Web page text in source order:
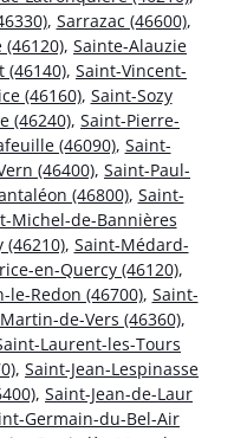
, Sarrazac (46600),
, Sainte-Alauzie
(46140), Saint-Vincent-
(46160), Saint-Sozy
(46240), Saint-Pierre-
(46090), Saint-
(46400), Saint-Paul-
(46800), Saint-
Michel-de-Bannières
, Saint-Médard-
en-Quercy (46120),
le-Redon (46700), Saint-
de-Vers (46360),
Laurent-les-Tours
, Saint-Jean-Lespinasse
, Saint-Jean-de-Laur
Germain-du-Bel-Air